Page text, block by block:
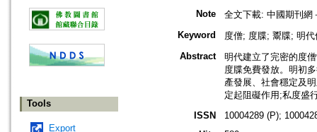
Tools
Export
Note
全文下載: 中國期刊網
Keyword
度僧; 度牒; 鬻牒; 明
Abstract
明代建立了完密的度
度牒免費發放。明初
產發展、社會穩定及
定起阻礙作用;私度盛
ISSN
10004289 (P);